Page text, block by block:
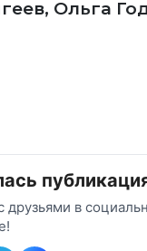
Ольга
друзьями в